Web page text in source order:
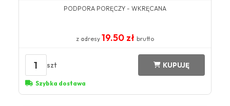
PODPORA PORĘCZY - WKRĘCANA
z adresy 19.50 zł brutto
1 szt KUPUJĘ
Szybka dostawa